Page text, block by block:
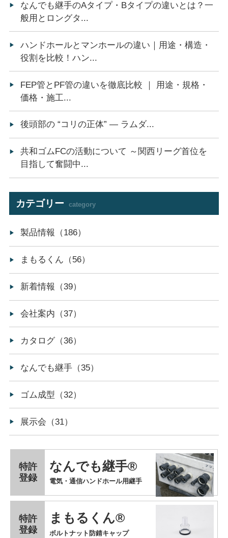
なんでも継手のAタイプ・Bタイプの違いとは？一
般用とロングタ...
ハンドホールとマンホールの違い｜用途・構造・
役割を比較！ハン...
FEP管とPF管の違いを徹底比較 ｜ 用途・規格・
価格・施工...
後頭部の “コリの正体” ― ラムダ...
共和ゴムFCの活動について ～関西リーグ首位を
目指して奮闘中...
カテゴリー category
製品情報（186）
まもるくん（56）
新着情報（39）
会社案内（37）
カタログ（36）
なんでも継手（35）
ゴム成型（32）
展示会（31）
なんでも継手®
特許
登録
電気・通信ハンドホール用継手
まもるくん®
特許
登録
ボルトナット防錆キャップ